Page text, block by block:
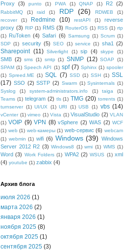
Proxy (3) punto (1) PWA (1) QNAP (1) R2 (2)
RabbitMQ (1) raid (1) RDP (26) RDWEB
(1)
recover
(1) Redmine (10) restAPI (1)
reverse
proxy (3) RIP (1) RMS (3) RouterOS (1) RSS (1) rtp
(1) RuToken (4) Safari (6) Samsung (1) Scrum (1)
SDP (1) security (5) SEO (1) service (1) sha1 (2)
Sharepoint (11) Silverlight (1) sip (4) skype (1)
SMB (2) sms (1) smtp (1) SNMP (12) SOAP
(1)
SPAM (1) Speech API (1) spf (7) Sphinx (1) spooler
(1) Spreed.ME (1) SQL (7) SSD (1) SSH (1) SSL
(17) SSO (2) SSTP (2) Swarm (1) Sysinternals (1)
Syslog
(1) system-administrators.info (1) taiga
(1)
Teams (1) telegram (2) tls (1) TMG (20) torrents (1)
turnserver (1) UI/UX (1) URI (1) USB (1) vbs (14)
vCenter (1) vimeo (1) Vista (1) VisualStudio (2) VLAN
(1) VOIP (9) VPN (8) vSphere (2) WAS (2) WCF
(1) web (1) web-камеры (1) web-сервис (6) webcam
(1) webmin (1) wifi (6) Windows (39) Windows
Server 2012 R2 (3) Windows8 (1) wmi (1) WMS (1)
Word (3) Work Folders (1) WPA2 (2) WSUS (1) xml
(4) youtube (1) zabbix (4)
Архив блога
июля 2026 (1)
марта 2026 (2)
января 2026 (1)
ноября 2025 (8)
октября 2025 (1)
сентября 2025 (3)